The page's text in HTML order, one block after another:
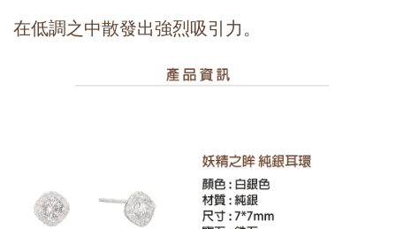
在低調之中散發出強烈吸引力。